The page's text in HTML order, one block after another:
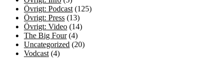
Övrigt: Podcast (125)
Övrigt: Press (13)
Övrigt: Video (14)
The Big Four(4)
Uncategorized (20)
Vodcast (4)